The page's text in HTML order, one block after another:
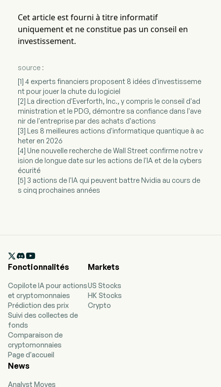
Cet article est fourni à titre informatif
uniquement et ne constitue pas un conseil en
investissement.
source :
[1] 4 experts financiers proposent 8 idées d'investisseme
nt pour jouer la chute du logiciel
[2] La direction d'Everforth, Inc., y compris le conseil d'ad
ministration et le PDG, démontre sa confiance dans l'ave
nir de l'entreprise par des achats d'actions
[3] Les 8 meilleures actions d'informatique quantique à ac
heter en 2026
[4] Une nouvelle recherche de Wall Street confirme notre v
ision de longue date sur les actions de l'IA et de la cybers
écurité
[5] 3 actions de l'IA qui peuvent battre Nvidia au cours de
s cinq prochaines années

Fonctionnalités
Copilote IA pour actions
et cryptomonnaies
Prédiction des prix
Suivi des collectes de
fonds
Comparaison de
cryptomonnaies
Page d'accueil
Markets
US Stocks
HK Stocks
Crypto
News
Analyst Moves